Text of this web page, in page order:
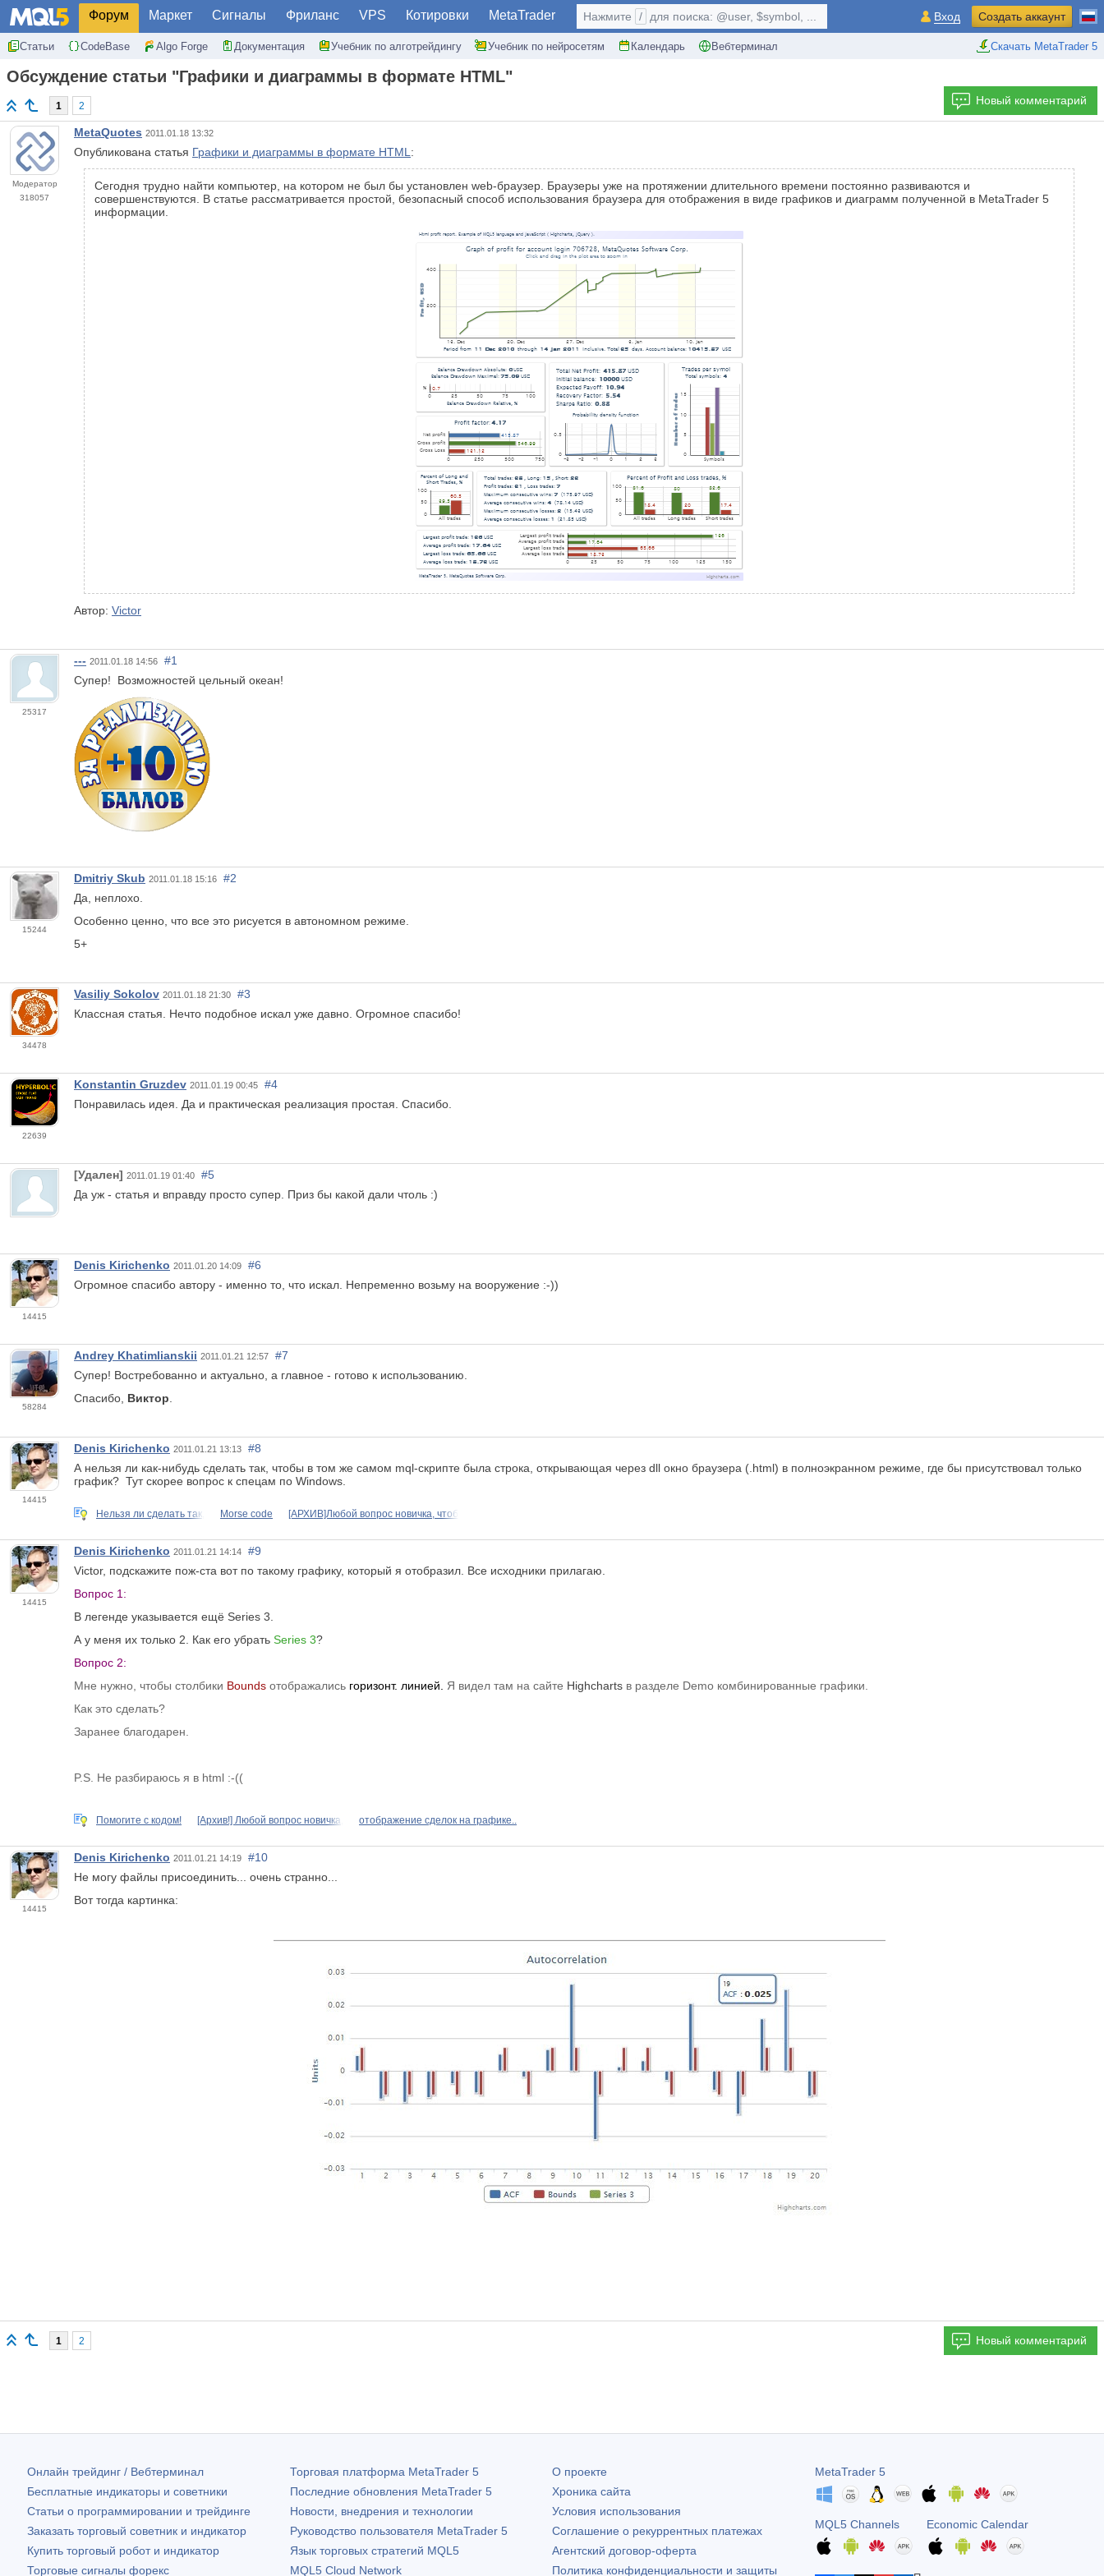
Форум Маркет Сигналы Фриланс VPS Котировки MetaTrader
Статьи CodeBase Algo Forge Документация Учебник по алготрейдингу Учебник по нейросетям Календарь Вебтерминал Скачать MetaTrader 5
Нажмите / для поиска: @user, $symbol, ... Вход Создать аккаунт
Обсуждение статьи "Графики и диаграммы в формате HTML"
1 2 Новый комментарий
Модератор
318057
MetaQuotes 2011.01.18 13:32
Опубликована статья Графики и диаграммы в формате HTML:
Сегодня трудно найти компьютер, на котором не был бы установлен web-браузер. Браузеры уже на протяжении длительного времени постоянно развиваются и
совершенствуются. В статье рассматривается простой, безопасный способ использования браузера для отображения в виде графиков и диаграмм полученной в MetaTrader 5
информации.
Автор: Victor
25317
--- 2011.01.18 14:56
#1
Супер! Возможностей цельный океан!
15244
Dmitriy Skub 2011.01.18 15:16
#2
Да, неплохо.
Особенно ценно, что все это рисуется в автономном режиме.
5+
34478
Vasiliy Sokolov 2011.01.18 21:30
#3
Классная статья. Нечто подобное искал уже давно. Огромное спасибо!
22639
Konstantin Gruzdev 2011.01.19 00:45
#4
Понравилась идея. Да и практическая реализация простая. Спасибо.
[Удален] 2011.01.19 01:40
#5
Да уж - статья и вправду просто супер. Приз бы какой дали чтоль :)
14415
Denis Kirichenko 2011.01.20 14:09
#6
Огромное спасибо автору - именно то, что искал. Непременно возьму на вооружение :-))
58284
Andrey Khatimlianskii 2011.01.21 12:57
#7
Супер! Востребованно и актуально, а главное - готово к использованию.
Спасибо, Виктор
14415
Denis Kirichenko 2011.01.21 13:13
#8
А нельзя ли как-нибудь сделать так, чтобы в том же самом mql-скрипте была строка, открывающая через dll окно браузера (.html) в полноэкранном режиме, где бы присутствовал только
график? Тут скорее вопрос к спецам по Windows.
Нельзя ли сделать так, Morse code [АРХИВ]Любой вопрос новичка, чтоб
14415
Denis Kirichenko 2011.01.21 14:14
#9
Victor, подскажите пож-ста вот по такому графику, который я отобразил. Все исходники прилагаю.
Вопрос 1:
В легенде указывается ещё Series 3.
А у меня их только 2. Как его убрать Series 3?
Вопрос 2:
Мне нужно, чтобы столбики Bounds отображались горизонт. линией. Я видел там на сайте Highcharts в разделе Demo комбинированные графики.
Как это сделать?
Заранее благодарен.
P.S. Не разбираюсь я в html :-((
Помогите с кодом! [Архив!] Любой вопрос новичка, отображение сделок на графике..
14415
Denis Kirichenko 2011.01.21 14:19
#10
Не могу файлы присоединить... очень странно...
Вот тогда картинка:
1 2 Новый комментарий
Онлайн трейдинг / Вебтерминал
Бесплатные индикаторы и советники
Статьи о программировании и трейдинге
Заказать торговый советник и индикатор
Купить торговый робот и индикатор
Торговые сигналы форекс
Торговая платформа MetaTrader 5
Последние обновления MetaTrader 5
Новости, внедрения и технологии
Руководство пользователя MetaTrader 5
Язык торговых стратегий MQL5
MQL5 Cloud Network
О проекте
Хроника сайта
Условия использования
Соглашение о рекуррентных платежах
Агентский договор-оферта
Политика конфиденциальности и защиты
MetaTrader 5
MQL5 Channels Economic Calendar